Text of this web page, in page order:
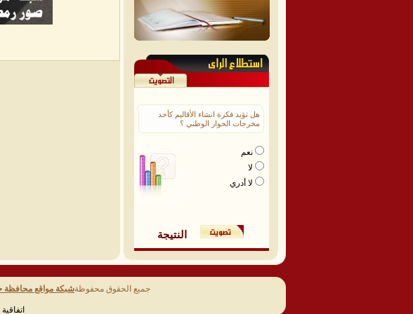
هل تؤيد فكرة انشاء الأقاليم كأحد
مخرجات الحوار الوطني ؟
نعم
لا
لا أدري
النتيجة
جميع الحقوق محفوظةشبكة مواقع محافظة